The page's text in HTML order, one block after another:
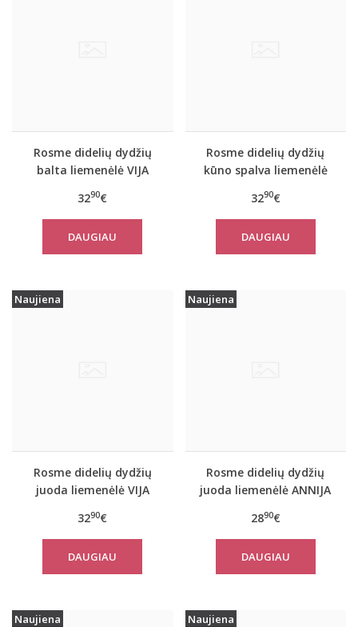
Rosme didelių dydžių
balta liemenėlė VIJA
3290€
DAUGIAU
Rosme didelių dydžių
kūno spalva liemenėlė
3290€
DAUGIAU
Naujiena
Rosme didelių dydžių
juoda liemenėlė VIJA
3290€
DAUGIAU
Naujiena
Rosme didelių dydžių
juoda liemenėlė ANNIJA
2890€
DAUGIAU
Naujiena Naujiena